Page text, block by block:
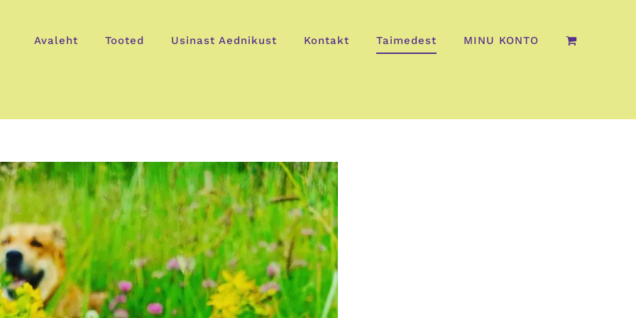
Avaleht Tooted Usinast Aednikust Kontakt Taimedest MINU KONTO